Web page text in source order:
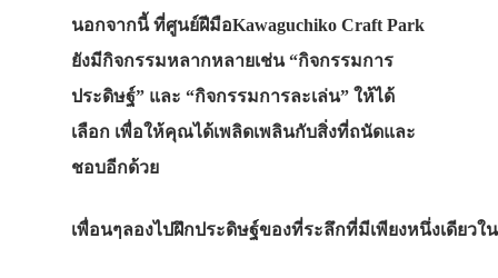
นอกจากนี้ ที่ศูนย์ฝีมือKawaguchiko Craft Park
ยังมีกิจกรรมหลากหลายเช่น “กิจกรรมการ
ประดิษฐ์” และ “กิจกรรมการละเล่น” ให้ได้
เลือก เพื่อให้คุณได้เพลิดเพลินกับสิ่งที่ถนัดและ
ชอบอีกด้วย
เพื่อนๆลองไปฝึกประดิษฐ์ของที่ระลึกที่มีเพียงหนึ่งเดียว